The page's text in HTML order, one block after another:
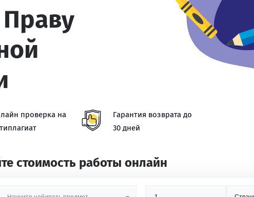
проверка на
Гарантия возврата до
30 дней
стоимость работы онлайн